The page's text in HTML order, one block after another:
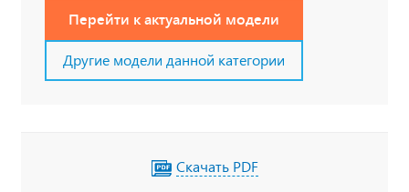
Перейти к актуальной модели
Другие модели данной категории
Скачать PDF